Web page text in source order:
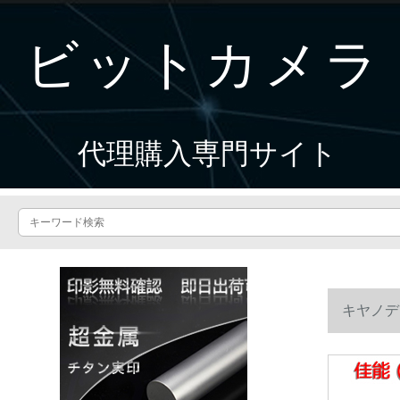
ビットカメラ
代理購入専門サイト
キヤノ